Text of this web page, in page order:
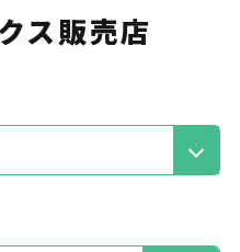
理！しかも
還元
ス販売店